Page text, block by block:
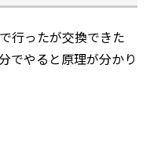
行ったが交換できた
でやると原理が分かり